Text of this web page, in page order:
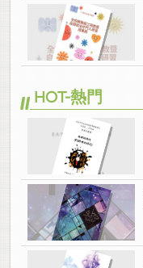
HOT-熱門